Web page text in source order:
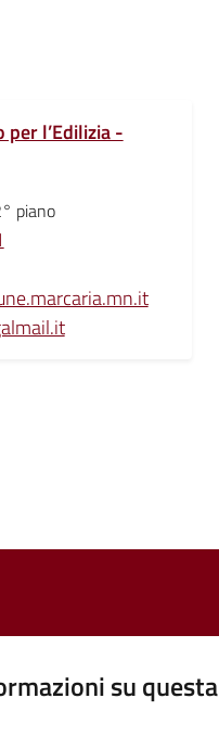
l’Edilizia -
piano
su questa